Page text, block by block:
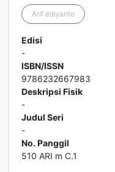
Arif ediyanto
Edisi
-
ISBN/ISSN
9786232667983
Deskripsi Fisik
-
Judul Seri
-
No. Panggil
510 ARI m C.1